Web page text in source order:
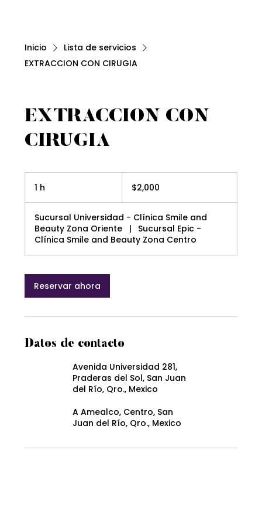
Inicio
Lista de servicios
EXTRACCION CON CIRUGIA
EXTRACCION CON
CIRUGIA
1 h
mexicanos
$2,000
Sucursal Universidad - Clínica Smile and
Beauty Zona Oriente
|
Sucursal Epic -
Clínica Smile and Beauty Zona Centro
Reservar ahora
Datos de contacto
Avenida Universidad 281,
Praderas del Sol, San Juan
del Río, Qro., Mexico
A Amealco, Centro, San
Juan del Río, Qro., Mexico